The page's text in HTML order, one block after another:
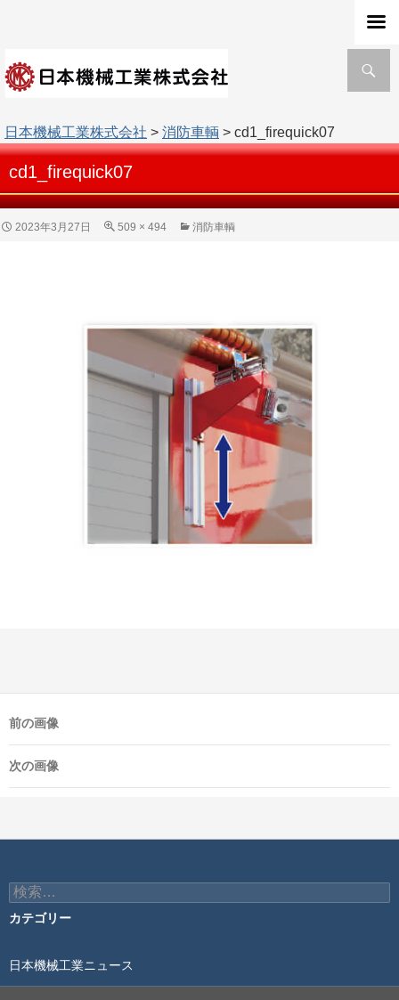
索
日本機械工業株式会社 > 消防車輌 > cd1_firequick07
cd1_firequick07
2023年3月27日 509 × 494 消防車輌
前の画像
次の画像
検
索:
カテゴリー
日本機械工業ニュース